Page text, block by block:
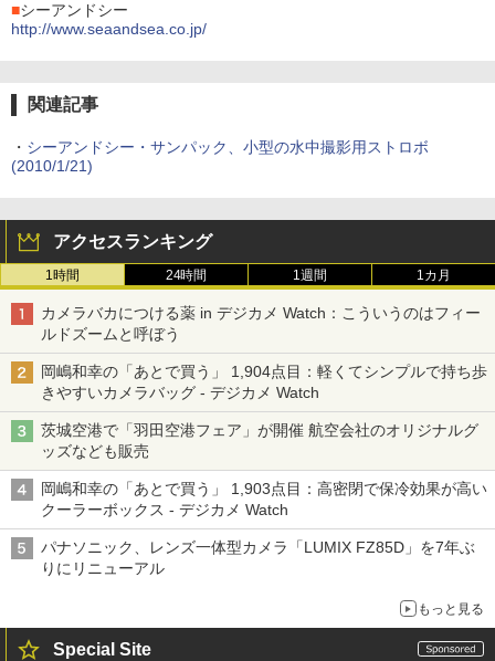
■シーアンドシー
http://www.seaandsea.co.jp/
関連記事
・ シーアンドシー・サンパック、小型の水中撮影用ストロボ
(2010/1/21)
アクセスランキング
1時間 24時間 1週間 1カ月
カメラバカにつける薬 in デジカメ Watch：こういうのはフィー
ルドズームと呼ぼう
岡嶋和幸の「あとで買う」 1,904点目：軽くてシンプルで持ち歩
きやすいカメラバッグ - デジカメ Watch
茨城空港で「羽田空港フェア」が開催 航空会社のオリジナルグ
ッズなども販売
岡嶋和幸の「あとで買う」 1,903点目：高密閉で保冷効果が高い
クーラーボックス - デジカメ Watch
パナソニック、レンズ一体型カメラ「LUMIX FZ85D」を7年ぶ
りにリニューアル
もっと見る
Special Site